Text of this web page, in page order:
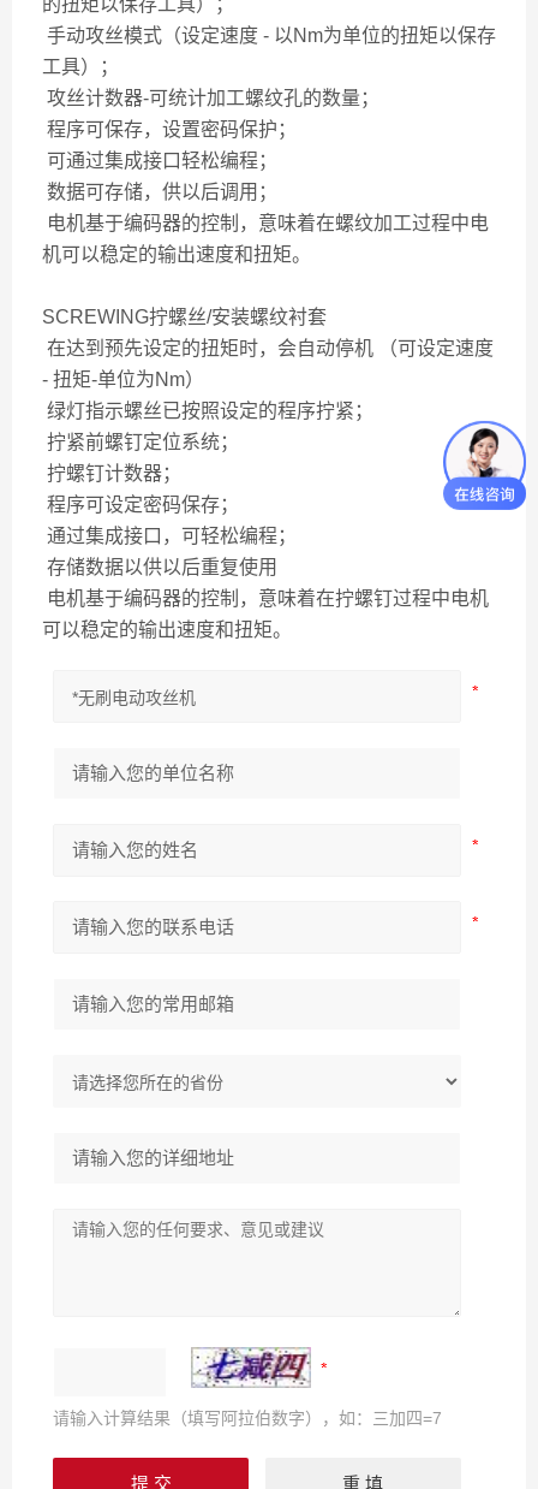
的扭矩以保存工具）；
手动攻丝模式（设定速度 - 以Nm为单位的扭矩以保存
工具）；
攻丝计数器-可统计加工螺纹孔的数量；
程序可保存，设置密码保护；
可通过集成接口轻松编程；
数据可存储，供以后调用；
电机基于编码器的控制，意味着在螺纹加工过程中电
机可以稳定的输出速度和扭矩。
SCREWING拧螺丝/安装螺纹衬套
在达到预先设定的扭矩时，会自动停机 （可设定速度
- 扭矩-单位为Nm）
绿灯指示螺丝已按照设定的程序拧紧；
拧紧前螺钉定位系统；
拧螺钉计数器；
程序可设定密码保存；
通过集成接口，可轻松编程；
存储数据以供以后重复使用
电机基于编码器的控制，意味着在拧螺钉过程中电机
可以稳定的输出速度和扭矩。
请输入计算结果（填写阿拉伯数字），如：三加四=7